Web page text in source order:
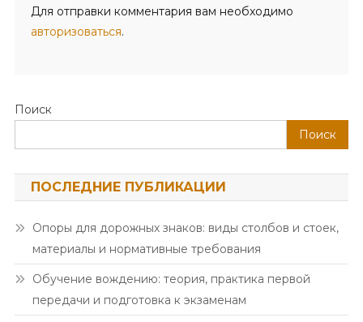
Для отправки комментария вам необходимо
авторизоваться.
Поиск
Поиск
ПОСЛЕДНИЕ ПУБЛИКАЦИИ
Опоры для дорожных знаков: виды столбов и стоек,
материалы и нормативные требования
Обучение вождению: теория, практика первой
передачи и подготовка к экзаменам